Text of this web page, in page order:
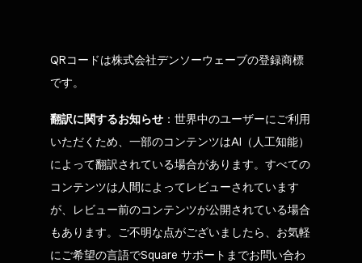
QRコードは株式会社デンソーウェーブの登録商標
です。
翻訳に関するお知らせ ：世界中のユーザーにご利用
いただくため、一部のコンテンツはAI（人工知能）
によって翻訳されている場合があります。すべての
コンテンツは人間によってレビューされています
が、レビュー前のコンテンツが公開されている場合
もあります。ご不明な点がございましたら、お気軽
にご希望の言語でSquare サポートまでお問い合わ